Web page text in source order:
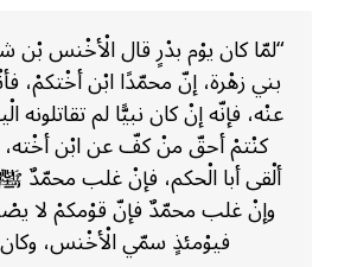
“لمّا كان يوْم بدْرٍ قال الْأخْنس بْن
بني زهْرة، إنّ محمّدًا ابْن
عنْه، فإنّه إنْ كان نبيًّا لم تقاتلونه
كنْتمْ أحقّ منْ كفّ عن ابْن أخْته،
ألْقى أبا الْحكم، فإنْ غلب محمّدٌ
وإنْ غلب محمّدٌ فإنّ قوْمكمْ لا
فيوْمئذٍ سمّي الْأخْنس، وكان